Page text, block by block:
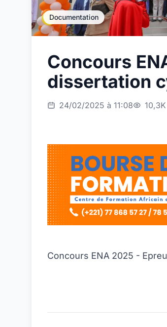
Documentation
Concours
dissertation
24/02/2025 à 11:08
Concours ENA 2025 -